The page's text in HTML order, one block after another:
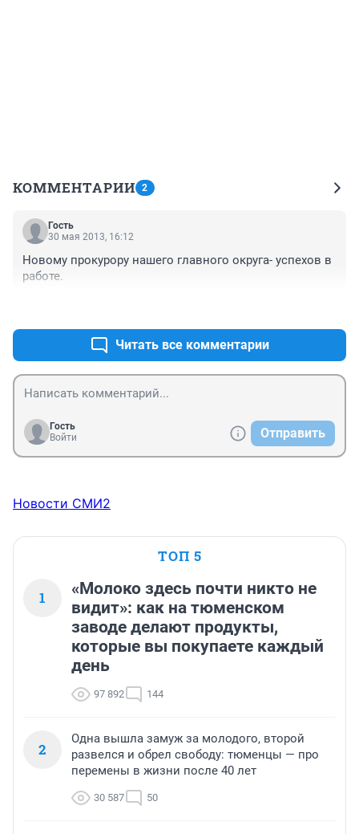
КОММЕНТАРИИ 2
Гость
30 мая 2013, 16:12
Новому прокурору нашего главного округа- успехов в
работе.
Читать все комментарии
Гость
Войти
Отправить
Новости СМИ2
ТОП 5
1
«Молоко здесь почти никто не
видит»: как на тюменском
заводе делают продукты,
которые вы покупаете каждый
день
97 892 144
2
Одна вышла замуж за молодого, второй
развелся и обрел свободу: тюменцы — про
перемены в жизни после 40 лет
30 587 50